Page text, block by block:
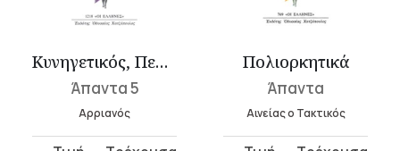
Κυνηγετικός, Περίπλους Ευξείνου Πόντου, Τέχνη τακτική, Έκταξις κα...
Άπαντα 5
Αρριανός
Πολιορκητικά
Άπαντα
Αινείας ο Τακτικός